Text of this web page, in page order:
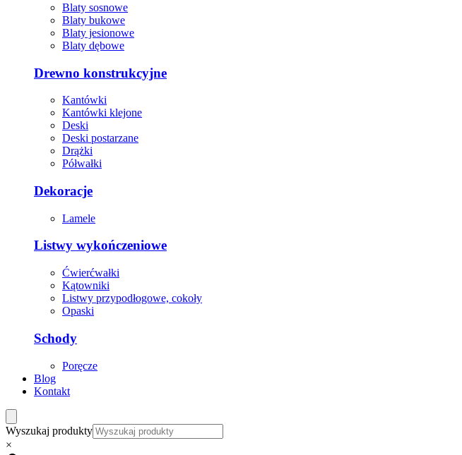
Blaty sosnowe
Blaty bukowe
Blaty jesionowe
Blaty dębowe
Drewno konstrukcyjne
Kantówki
Kantówki klejone
Deski
Deski postarzane
Drążki
Półwałki
Dekoracje
Lamele
Listwy wykończeniowe
Ćwierćwałki
Kątowniki
Listwy przypodłogowe, cokoły
Opaski
Schody
Poręcze
Blog
Kontakt
Wyszukaj produkty
×